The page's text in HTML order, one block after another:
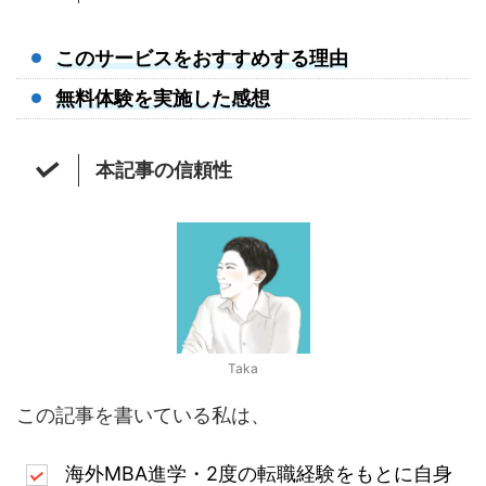
このサービスをおすすめする理由
無料体験を実施した感想
本記事の信頼性
Taka
この記事を書いている私は、
海外MBA進学・2度の転職経験をもとに自身